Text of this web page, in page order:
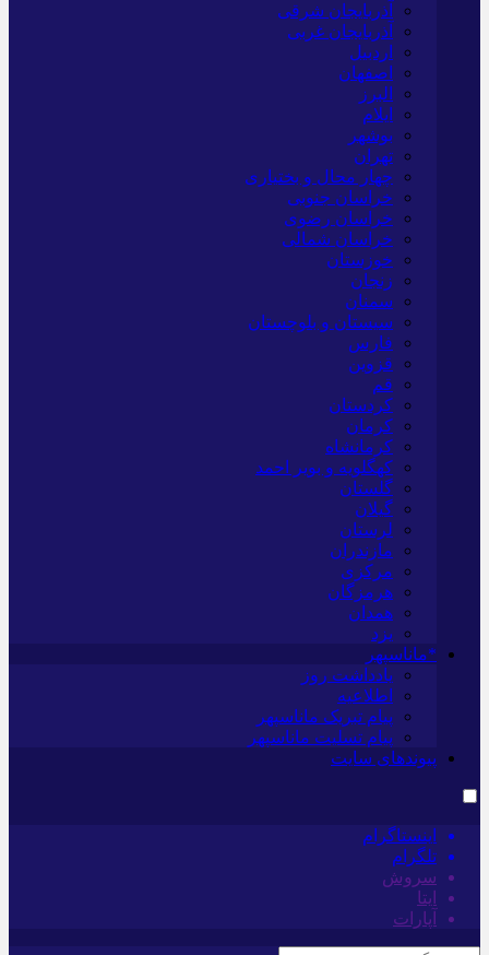
آذربایجان شرقی
آذربایجان غربی
اردبیل
اصفهان
البرز
ایلام
بوشهر
تهران
چهار محال و بختیاری
خراسان جنوبی
خراسان رضوی
خراسان شمالی
خوزستان
زنجان
سمنان
سیستان و بلوچستان
فارس
قزوین
قم
کردستان
کرمان
کرمانشاه
کهگلویه و بویر احمد
گلستان
گیلان
لرستان
مازندران
مرکزی
هرمزگان
همدان
یزد
*ماناسپهر
یادداشت روز
اطلاعیه
پیام تبریک ماناسپهر
پیام تسلیت ماناسپهر
پیوندهای سایت
اینستاگرام
تلگرام
سروش
ایتا
آپارات